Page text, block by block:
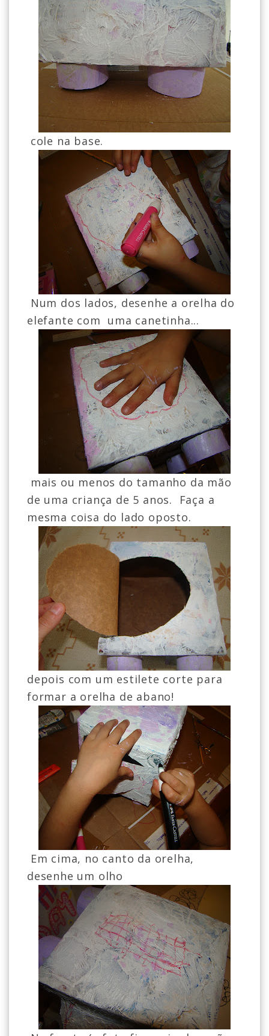
cole na base.
Num dos lados, desenhe a orelha do
elefante com uma canetinha...
mais ou menos do tamanho da mão
de uma criança de 5 anos. Faça a
mesma coisa do lado oposto.
depois com um estilete corte para
formar a orelha de abano!
Em cima, no canto da orelha,
desenhe um olho